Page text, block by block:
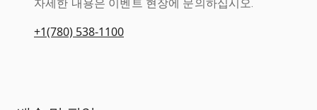
자세한 내용은 이벤트 현장에 문의하십시오.
+1(780) 538-1100